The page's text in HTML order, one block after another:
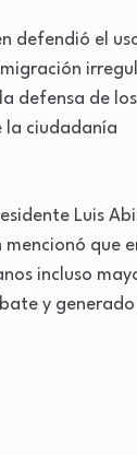
defendió el
defensa de los
la ciudadanía
Luis
que
incluso
y generado